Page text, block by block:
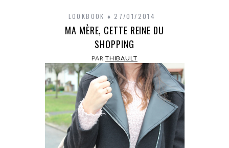
LOOKBOOK 27/01/2014
MA MÈRE, CETTE REINE DU
SHOPPING
PAR THIBAULT